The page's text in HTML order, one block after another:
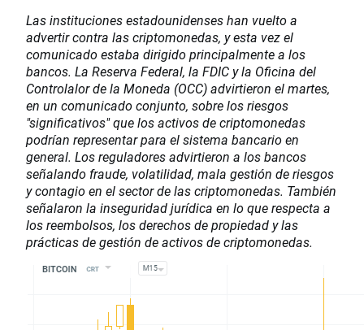
Las instituciones estadounidenses han vuelto a
advertir contra las criptomonedas, y esta vez el
comunicado estaba dirigido principalmente a los
bancos. La Reserva Federal, la FDIC y la Oficina del
Controlalor de la Moneda (OCC) advirtieron el martes,
en un comunicado conjunto, sobre los riesgos
"significativos" que los activos de criptomonedas
podrían representar para el sistema bancario en
general. Los reguladores advirtieron a los bancos
señalando fraude, volatilidad, mala gestión de riesgos
y contagio en el sector de las criptomonedas. También
señalaron la inseguridad jurídica en lo que respecta a
los reembolsos, los derechos de propiedad y las
prácticas de gestión de activos de criptomonedas.